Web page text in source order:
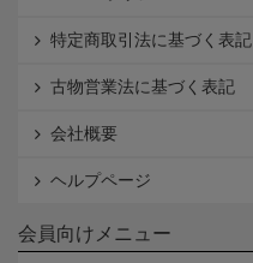
特定商取引法に基づく表記
古物営業法に基づく表記
会社概要
ヘルプページ
会員向けメニュー